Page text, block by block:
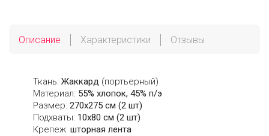
Описание Характеристики Отзывы
Ткань: Жаккард (портьерный)
Материал: 55% хлопок, 45% п/э
Размер: 270х275 см (2 шт)
Подхваты: 10х80 см (2 шт)
Крепеж: шторная лента